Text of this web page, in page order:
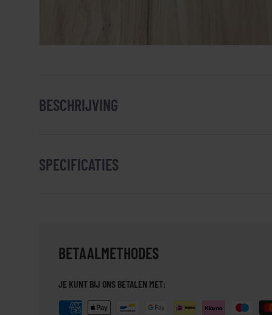
BESCHRIJVING
SPECIFICATIES
BETAALMETHODES
JE KUNT BIJ ONS BETALEN MET: